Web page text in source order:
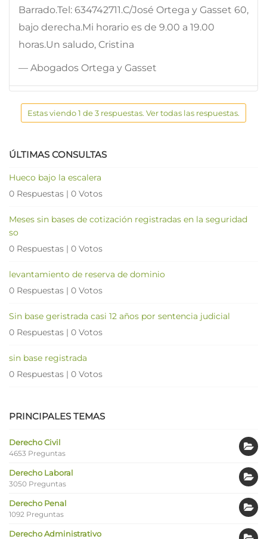
Barrado.Tel: 634742711.C/José Ortega y Gasset 60,
bajo derecha.Mi horario es de 9.00 a 19.00
horas.Un saludo, Cristina
— Abogados Ortega y Gasset
Estas viendo 1 de 3 respuestas. Ver todas las respuestas.
ÚLTIMAS CONSULTAS
Hueco bajo la escalera
0 Respuestas | 0 Votos
Meses sin bases de cotización registradas en la seguridad
so
0 Respuestas | 0 Votos
levantamiento de reserva de dominio
0 Respuestas | 0 Votos
Sin base geristrada casi 12 años por sentencia judicial
0 Respuestas | 0 Votos
sin base registrada
0 Respuestas | 0 Votos
PRINCIPALES TEMAS
Derecho Civil
4653 Preguntas
Derecho Laboral
3050 Preguntas
Derecho Penal
1092 Preguntas
Derecho Administrativo